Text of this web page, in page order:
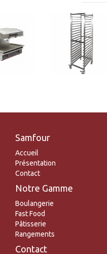
Samfour
Accueil
Présentation
Contact
Notre Gamme
Boulangerie
Fast Food
Pâtisserie
Rangements
Contact